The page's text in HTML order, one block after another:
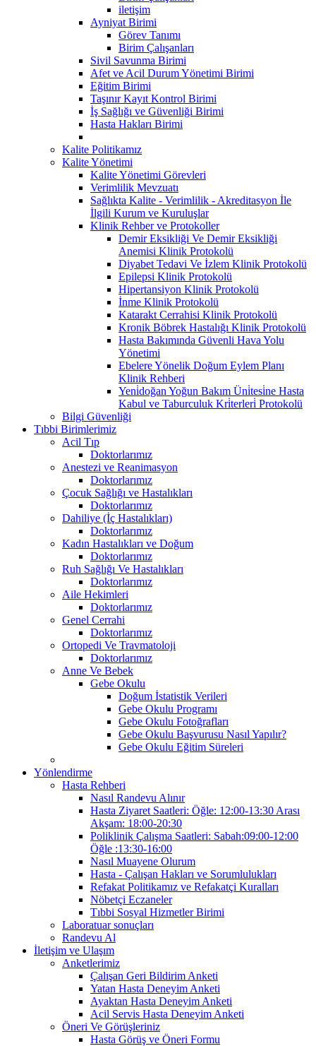
iletişim
Ayniyat Birimi
Görev Tanımı
Birim Çalışanları
Sivil Savunma Birimi
Afet ve Acil Durum Yönetimi Birimi
Eğitim Birimi
Taşınır Kayıt Kontrol Birimi
İş Sağlığı ve Güvenliği Birimi
Hasta Hakları Birimi
Kalite Politikamız
Kalite Yönetimi
Kalite Yönetimi Görevleri
Verimlilik Mevzuatı
Sağlıkta Kalite - Verimlilik - Akreditasyon İle
İlgili Kurum ve Kuruluşlar
Klinik Rehber ve Protokoller
Demir Eksikliği Ve Demir Eksikliği
Anemisi Klinik Protokolü
Diyabet Tedavi Ve İzlem Klinik Protokolü
Epilepsi Klinik Protokolü
Hipertansiyon Klinik Protokolü
İnme Klinik Protokolü
Katarakt Cerrahisi Klinik Protokolü
Kronik Böbrek Hastalığı Klinik Protokolü
Hasta Bakımında Güvenli Hava Yolu
Yönetimi
Ebelere Yönelik Doğum Eylem Planı
Klinik Rehberi
Yeni̇doğan Yoğun Bakım Üni̇tesi̇ne Hasta
Kabul ve Taburculuk Kri̇terleri̇ Protokolü
Bilgi Güvenliği
Tıbbi Birimlerimiz
Acil Tıp
Doktorlarımız
Anestezi ve Reanimasyon
Doktorlarımız
Çocuk Sağlığı ve Hastalıkları
Doktorlarımız
Dahiliye (İç Hastalıkları)
Doktorlarımız
Kadın Hastalıkları ve Doğum
Doktorlarımız
Ruh Sağlığı Ve Hastalıkları
Doktorlarımız
Aile Hekimleri
Doktorlarımız
Genel Cerrahi
Doktorlarımız
Ortopedi Ve Travmatoloji
Doktorlarımız
Anne Ve Bebek
Gebe Okulu
Doğum İstatistik Verileri
Gebe Okulu Programı
Gebe Okulu Fotoğrafları
Gebe Okulu Başvurusu Nasıl Yapılır?
Gebe Okulu Eğitim Süreleri
Yönlendirme
Hasta Rehberi
Nasıl Randevu Alınır
Hasta Ziyaret Saatleri: Öğle: 12:00-13:30 Arası
Akşam: 18:00-20:30
Poliklinik Çalışma Saatleri: Sabah:09:00-12:00
Öğle :13:30-16:00
Nasıl Muayene Olurum
Hasta - Çalışan Hakları ve Sorumlulukları
Refakat Politikamız ve Refakatçi Kuralları
Nöbetçi Eczaneler
Tıbbi Sosyal Hizmetler Birimi
Laboratuar sonuçları
Randevu Al
İletişim ve Ulaşım
Anketlerimiz
Çalışan Geri Bildirim Anketi
Yatan Hasta Deneyim Anketi
Ayaktan Hasta Deneyim Anketi
Acil Servis Hasta Deneyim Anketi
Öneri Ve Görüşleriniz
Hasta Görüş ve Öneri Formu